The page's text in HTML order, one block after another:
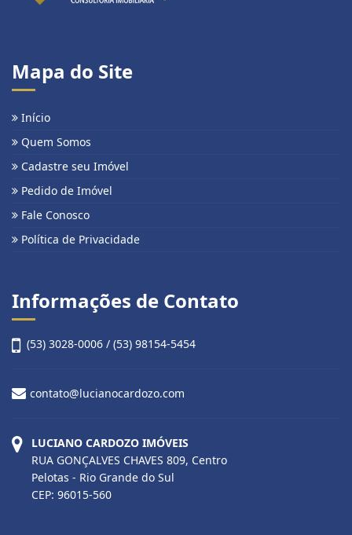
Mapa do Site
Início
Quem Somos
Cadastre seu Imóvel
Pedido de Imóvel
Fale Conosco
Política de Privacidade
Informações de Contato
(53) 3028-0006 / (53) 98154-5454
contato@lucianocardozo.com
LUCIANO CARDOZO IMÓVEIS
RUA GONÇALVES CHAVES 809, Centro
Pelotas - Rio Grande do Sul
CEP: 96015-560